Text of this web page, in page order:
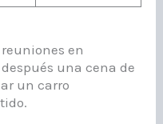
en
una cena de
un carro